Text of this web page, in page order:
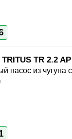
TR 2.2 AP
насос из чугуна